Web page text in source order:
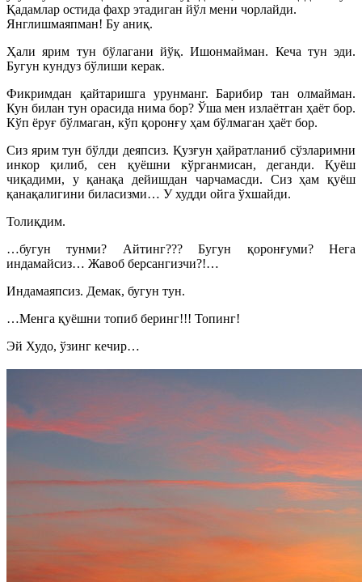
Қадамлар остида фахр этадиган йўл мени чорлайди.
Янглишмаяпман! Бу аниқ.
Ҳали ярим тун бўлагани йўқ. Ишонмайман. Кеча тун эди.
Бугун кундуз бўлиши керак.
Фикримдан қайтаришга урунманг. Барибир тан олмайман.
Кун билан тун орасида нима бор? Ўша мен излаётган ҳаёт бор.
Кўп ёруғ бўлмаган, кўп қоронғу ҳам бўлмаган ҳаёт бор.
Сиз ярим тун бўлди деяпсиз. Қузғун ҳайратланиб сўзларимни
инкор қилиб, сен қуёшни кўрганмисан, деганди. Қуёш
чиқадими, у қанақа дейишдан чарчамасди. Сиз ҳам қуёш
қанақалигини биласизми… У худди ойга ўхшайди.
Толиқдим.
…бугун тунми? Айтинг??? Бугун қоронғуми? Нега
индамайсиз… Жавоб берсангизчи?!…
Индамаяпсиз. Демак, бугун тун.
…Менга қуёшни топиб беринг!!! Топинг!
Эй Худо, ўзинг кечир…